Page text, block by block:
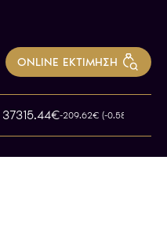
ONLINE ΕΚΤΙΜΗΣΗ
-209.62€ (-0.58%)